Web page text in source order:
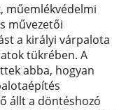
műemlékvédelmi
művezetői
a királyi várpalota
tükrében. A
abba, hogyan
állt a döntéshozó